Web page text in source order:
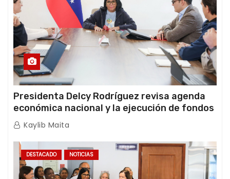
Presidenta Delcy Rodríguez revisa agenda
económica nacional y la ejecución de fondos
de emergencia post-sismos
Kaylib Maita
DESTACADO NOTICIAS